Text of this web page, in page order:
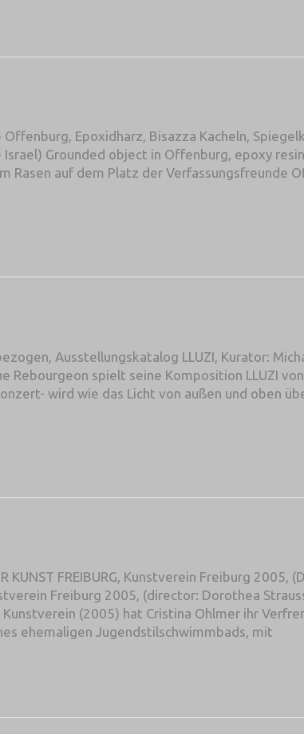
Epoxidharz, Bisazza Kacheln,
Grounded object in Offenburg, epoxy
Rasen auf dem Platz der Verfassungsfreunde
Ausstellungskatalog LLUZI, Kurator:
Rebourgeon spielt seine Komposition LLUZI
wird wie das Licht von außen und oben
KUNST FREIBURG, Kunstverein Freiburg 2005,
Freiburg 2005, (director: Dorothea
(2005) hat Cristina Ohlmer ihr
ehemaligen Jugendstilschwimmbads, mit